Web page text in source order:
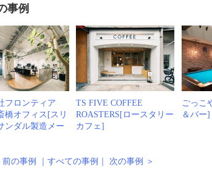
事例
フロンティア
橋オフィス[スリ
ンダル製造メー
TS FIVE COFFEE
ROASTERS[ロースタリー
カフェ]
ごっこ
＆バー]
前の事例 すべての事例 次の事例 ＞